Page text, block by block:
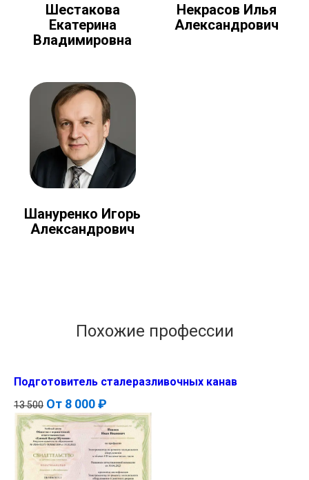
Шестакова
Екатерина
Владимировна
Некрасов Илья
Александрович
Шануренко Игорь
Александрович
Похожие профессии
Подготовитель сталеразливочных канав
13 500 От 8 000 ₽